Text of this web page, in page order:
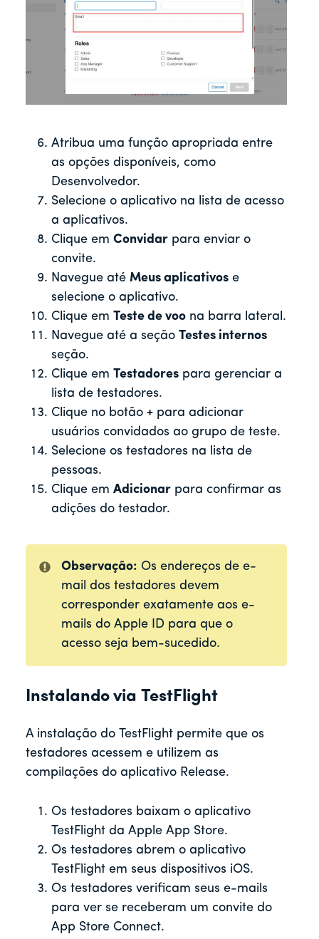
Atribua uma função apropriada entre
as opções disponíveis, como
Desenvolvedor.
Selecione o aplicativo na lista de acesso
a aplicativos.
Clique em Convidar para enviar o
convite.
Navegue até Meus aplicativos e
selecione o aplicativo.
Clique em Teste de voo na barra lateral.
Navegue até a seção Testes internos
seção.
Clique em Testadores para gerenciar a
lista de testadores.
Clique no botão + para adicionar
usuários convidados ao grupo de teste.
Selecione os testadores na lista de
pessoas.
Clique em Adicionar para confirmar as
adições do testador.
Observação: Os endereços de e-
mail dos testadores devem
corresponder exatamente aos e-
mails do Apple ID para que o
acesso seja bem-sucedido.
Instalando via TestFlight
A instalação do TestFlight permite que os
testadores acessem e utilizem as
compilações do aplicativo Release.
Os testadores baixam o aplicativo
TestFlight da Apple App Store.
Os testadores abrem o aplicativo
TestFlight em seus dispositivos iOS.
Os testadores verificam seus e-mails
para ver se receberam um convite do
App Store Connect.